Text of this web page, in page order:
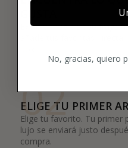
Explora más de 600
02
ELIGE TU PRIMER
Elige tu favorito. Tu primer
lujo se enviará justo
compra.
No, gracias, quiero